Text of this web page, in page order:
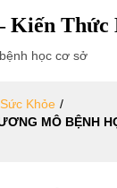
Kiến Thức
học cơ sở
Khỏe /
MÔ BỆNH